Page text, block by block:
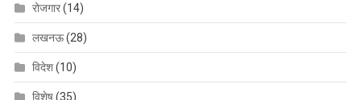
रोजगार(14)
लखनऊ(28)
विदेश(10)
विशेष(35)